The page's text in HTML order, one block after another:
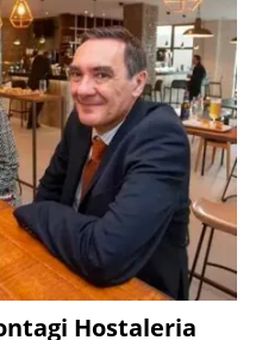
Hostaleria